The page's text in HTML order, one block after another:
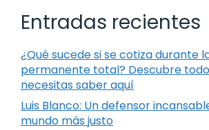
Entradas recientes
¿Qué sucede si se cotiza durante
permanente total? Descubre
necesitas saber aquí
Luis Blanco: Un defensor
mundo más justo